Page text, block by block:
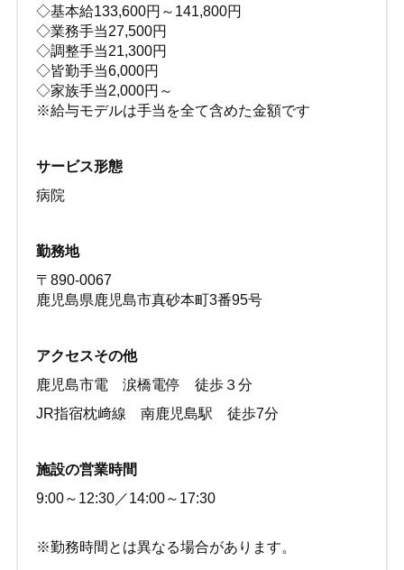
◇基本給133,600円～141,800円
◇業務手当27,500円
◇調整手当21,300円
◇皆勤手当6,000円
◇家族手当2,000円～
※給与モデルは手当を全て含めた金額です
サービス形態
病院
勤務地
〒890-0067
鹿児島県鹿児島市真砂本町3番95号
アクセスその他
鹿児島市電 涙橋電停 徒歩３分
JR指宿枕﨑線 南鹿児島駅 徒歩7分
施設の営業時間
9:00～12:30／14:00～17:30
※勤務時間とは異なる場合があります。